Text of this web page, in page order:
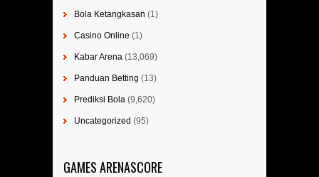
Bola Ketangkasan (1)
Casino Online (1)
Kabar Arena (13,069)
Panduan Betting (13)
Prediksi Bola (9,620)
Uncategorized (95)
GAMES ARENASCORE